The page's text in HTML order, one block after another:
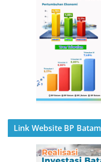
Link Website BP Batam